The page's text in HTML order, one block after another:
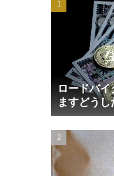
ロードバ
ますどう
円は安い」